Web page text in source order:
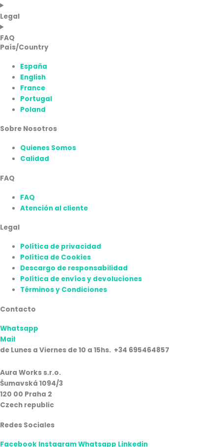
Legal
FAQ
País/Country
España
English
France
Portugal
Poland
Sobre Nosotros
Quienes Somos
Calidad
FAQ
FAQ
Atención al cliente
Legal
Política de privacidad
Política de Cookies
Descargo de responsabilidad
Política de envíos y devoluciones
Términos y Condiciones
Contacto
Whatsapp
Mail
de Lunes a Viernes de 10 a 15hs. +34 695464857
Aura Works s.r.o.
Šumavská 1094/3
120 00 Praha 2
Czech republic
Redes Sociales
Facebook InstagramWhatsapp Linkedin